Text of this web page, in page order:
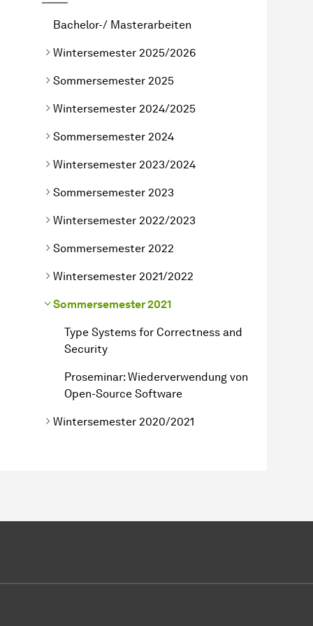
Bachelor-/ Masterarbeiten
Wintersemester 2025/2026
Sommersemester 2025
Wintersemester 2024/2025
Sommersemester 2024
Wintersemester 2023/2024
Sommersemester 2023
Wintersemester 2022/2023
Sommersemester 2022
Wintersemester 2021/2022
Sommersemester 2021
Type Systems for Correctness and
Security
Proseminar: Wiederverwendung von
Open-Source Software
Wintersemester 2020/2021